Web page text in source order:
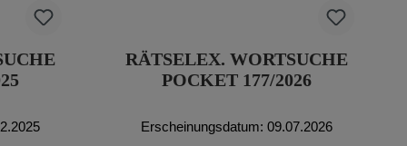
RÄTSELEX. WORTSUCHE
POCKET 177/2026
Erscheinungsdatum: 09.07.2026